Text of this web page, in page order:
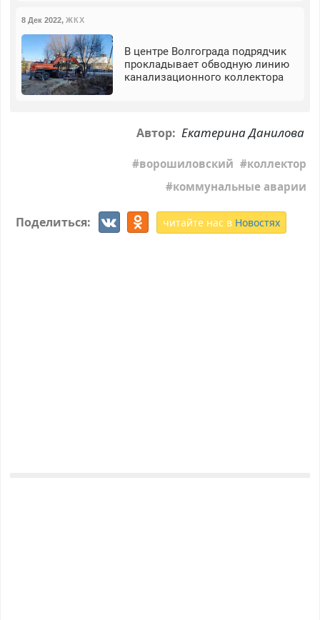
8 Дек 2022, ЖКХ
В центре Волгограда подрядчик
прокладывает обводную линию
канализационного коллектора
Автор: Екатерина Данилова
ворошиловский
коллектор
коммунальные аварии
Поделиться: читайте нас в Новостях